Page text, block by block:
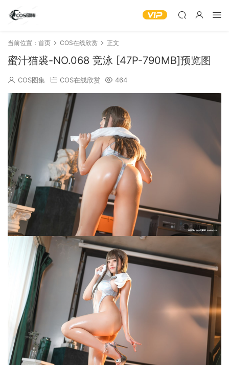
当前位置： 首页 COS在线欣赏 正文
蜜汁猫裘-NO.068 竞泳 [47P-790MB]预览图
COS图集 COS在线欣赏 464